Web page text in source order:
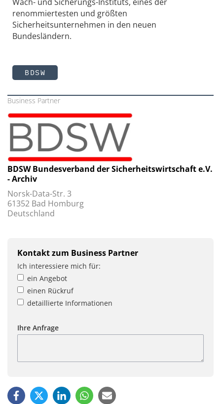
renommiertesten und größten
Sicherheitsunternehmen in den neuen
Bundesländern.
BDSW
Business Partner
BDSW Bundesverband der Sicherheitswirtschaft e.V.
- Archiv
Norsk-Data-Str. 3
61352 Bad Homburg
Deutschland
Kontakt zum Business Partner
Ich interessiere mich für:
ein Angebot
einen Rückruf
detaillierte Informationen
Ihre Anfrage